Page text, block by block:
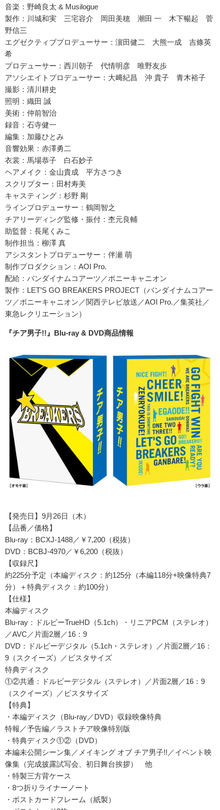
音楽：野崎良太 & Musilogue
製作：川城和実 三宅容介 岡田美穂 潮田 一 木下暢起 菅
野信三
エグゼクティブプロデューサー：濵田健二 大熊一成 吉條英
希
プロデューサー：西川朝子 代情明彦 唯野友歩
アソシエイトプロデューサー：大﨑紀昌 沖 貴子 青木裕子
撮影：清川耕史
照明：織田 誠
美術：仲前智治
録音：石寺健一
編集：加藤ひとみ
音響効果：赤澤勇二
衣裳：馬場恭子 白石妙子
ヘアメイク：金山貴成 平方さつき
スクリプター：田村寿美
キャスティング：杉野 剛
ラインプロデューサー：鶴岡智之
チアリーディング監修・振付：杢元良輔
助監督：長尾くみこ
制作担当：柳澤 真
アシスタントプロデューサー：伴瀬 萌
制作プロダクション：AOI Pro.
配給：バンダイナムコアーツ／ポニーキャニオン
製作：LET’S GO BREAKERS PROJECT（バンダイナムコアー
ツ／ポニーキャニオン／関西テレビ放送／AOI Pro.／集英社／
東急レクリエーション）
『チア男子!!』Blu-ray & DVD商品情報
【発売日】9月26日（木）
【品番／価格】
Blu-ray：BCXJ-1488／￥7,200（税抜）
DVD：BCBJ-4970／￥6,200（税抜）
【収録尺】
約225分予定（本編ディスク：約125分（本編118分+映像特典7
分）＋特典ディスク：約100分）
【仕様】
本編ディスク
Blu-ray：ドルビーTrueHD（5.1ch）・リニアPCM（ステレオ）
／AVC／片面2層／16：9
DVD：ドルビーデジタル（5.1ch・ステレオ）／片面2層／16：
9（スクイーズ）／ビスタサイズ
特典ディスク
①②共通：ドルビーデジタル（ステレオ）／片面2層／16：9
（スクイーズ）／ビスタサイズ
【特典】
・本編ディスク（Blu-ray／DVD）収録映像特典
特報／予告編／ラストチア映像特別版
・特典ディスク①②（DVD）
本編未公開シーン集／メイキング オブ チア男子!!／イベント映
像集（完成披露試写会、初日舞台挨拶） 他
・特製三方背ケース
・8つ折りライナーノート
・ポストカードフレーム（紙製）